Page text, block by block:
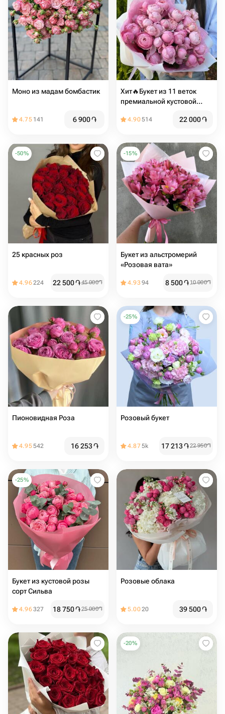
Моно из мадам бомбастик
4.75 141 6 900֏
Хит🔥Букет из 11 веток
премиальной кустовой
4.90514 22 000֏
-50%
25 красных роз
4.96224 22 500֏45 000֏
-15%
Букет из альстромерий
«Розовая вата»
4.9394 8 500֏10 000֏
Пионовидная Роза
4.95542 16 253֏
-25%
Розовый букет
4.875k 17 213֏22 950֏
-25%
Букет из кустовой розы
сорт Сильва
4.96327 18 750֏25 000֏
Розовые облака
5.0020 39 500֏
-20%